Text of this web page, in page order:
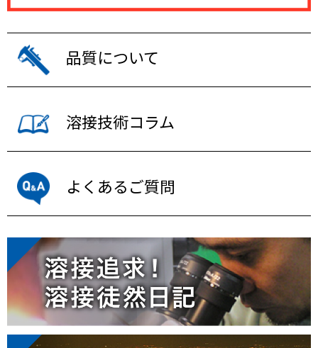
品質について
溶接技術コラム
よくあるご質問